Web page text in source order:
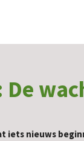
iets nieuws